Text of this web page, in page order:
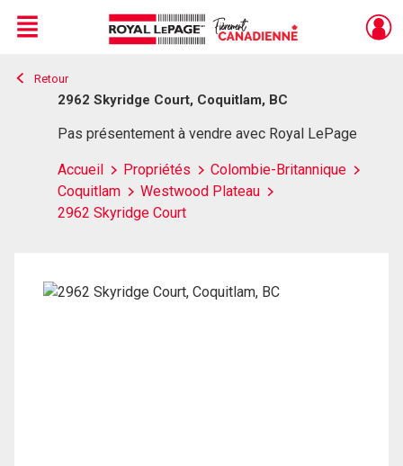
Live
En Direct
Menu
Retour
2962 Skyridge Court, Coquitlam, BC
Pas présentement à vendre avec Royal LePage
Accueil Propriétés
Colombie-Britannique
Coquitlam
Westwood Plateau
2962 Skyridge Court